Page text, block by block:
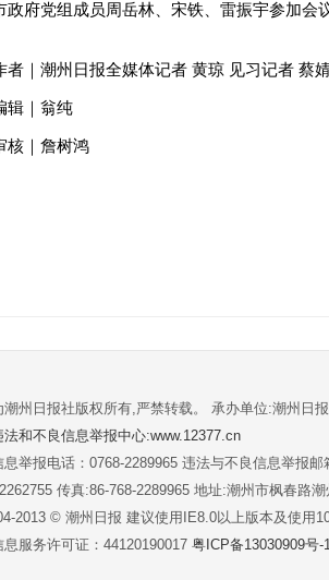
政府党组成员周岳林、宋铁、雷振宇参加会
者｜潮州日报全媒体记者 黄琼 见习记者 蔡
辑｜翁纯
核｜詹树鸿
潮州日报社版权所有,严禁转载。 承办单位:潮州日
和不良信息举报中心:www.12377.cn
举报电话：0768-2289965 违法与不良信息举报
传真:86-768-2289965 地址:潮州市枫春路
2013 © 潮州日报 建议使用IE8.0以上版本及使用
服务许可证：44120190017 粤ICP备13030909号-